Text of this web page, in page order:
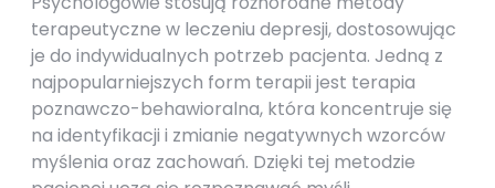
terapeutyczne w leczeniu depresji, dostosowując
je do indywidualnych potrzeb pacjenta. Jedną z
najpopularniejszych form terapii jest terapia
poznawczo-behawioralna, która koncentruje się
na identyfikacji i zmianie negatywnych wzorców
myślenia oraz zachowań. Dzięki tej metodzie